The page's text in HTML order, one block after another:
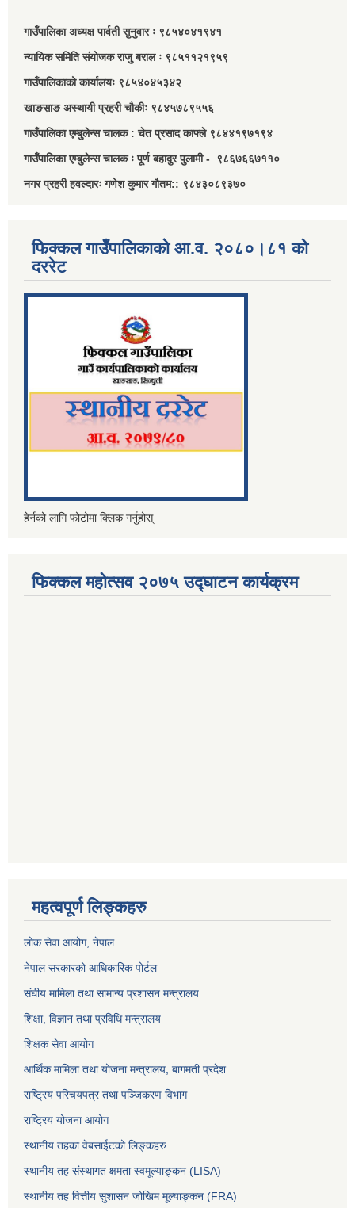
गाउँपालिका अध्यक्ष पार्वती सुनुवार ः ९८५४०४१९४१
न्यायिक समिति संयोजक राजु बराल ः ९८५११२१९५९
गाउँपालिकाको कार्यालयः ९८५४०४५३४२
खाङसाङ अस्थायी प्रहरी चौकीः ९८४५७८९५५६
गाउँपालिका एम्बुलेन्स चालक : चेत प्रसाद काफ्ले ९८४४१९७१९४
गाउँपालिका एम्बुलेन्स चालक ः पूर्ण बहादुर पुलामी - ९८६७६६७११०
नगर प्रहरी हवल्दारः गणेश कुमार गौतम:: ९८४३०८९३७०
फिक्कल गाउँपालिकाको आ.व. २०८०।८१ को
दररेट
हेर्नको लागि फोटोमा क्लिक गर्नुहोस्
फिक्कल महोत्सव २०७५ उद्घाटन कार्यक्रम
महत्वपूर्ण लिङ्कहरु
लोक सेवा आयोग, नेपाल
नेपाल सरकारको आधिकारिक पोर्टल
संघीय मामिला तथा सामान्य प्रशासन मन्त्रालय
शिक्षा, विज्ञान तथा प्रविधि मन्त्रालय
शिक्षक सेवा आयोग
आर्थिक मामिला तथा योजना मन्त्रालय, बागमती प्रदेश
राष्ट्रिय परिचयपत्र तथा पञ्जिकरण विभाग
राष्ट्रिय योजना आयोग
स्थानीय तहका वेबसाईटको लिङ्कहरु
स्थानीय तह संस्थागत क्षमता स्वमूल्याङ्कन (LISA)
स्थानीय तह वित्तीय सुशासन जोखिम मूल्याङ्कन (FRA)